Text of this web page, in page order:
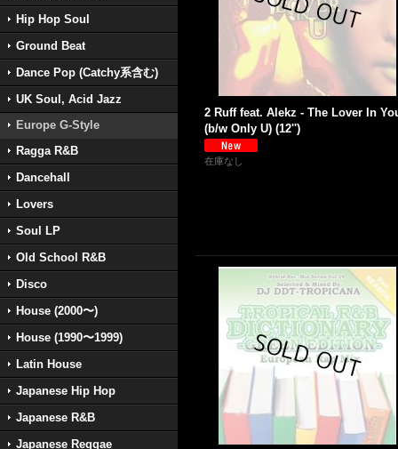
Hip Hop Soul
Ground Beat
Dance Pop (Catchy系含む)
UK Soul, Acid Jazz
Europe G-Style
Ragga R&B
Dancehall
Lovers
Soul LP
Old School R&B
Disco
House (2000〜)
House (1990〜1999)
Latin House
Japanese Hip Hop
Japanese R&B
Japanese Reggae
2 Ruff feat. Alekz - The Lover In
(b/w Only U) (12'')
在庫なし